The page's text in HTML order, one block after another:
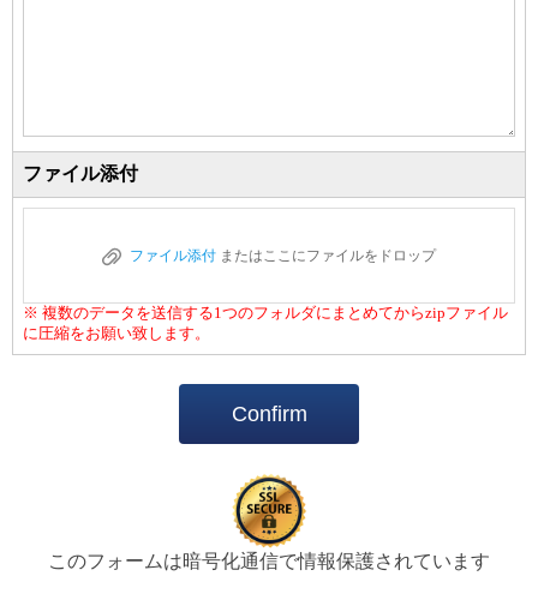
ファイル添付
ファイル添付 またはここにファイルをドロップ
※ 複数のデータを送信する1つのフォルダにまとめてからzipファイル
に圧縮をお願い致します。
Confirm
このフォームは暗号化通信で情報保護されています